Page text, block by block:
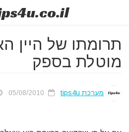
4u.co.il
תרומתו של היין
מוטלת בספק
מערכת tips4u